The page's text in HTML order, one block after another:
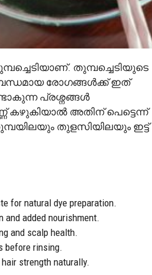
തുമ്പച്ചെടിയുടെ
രോഗങ്ങൾക്ക് ഇത്
പ്രശ്നങ്ങൾ
കഴുകിയാൽ അതിന് പെട്ടെന്ന്
തുളസിയിലയും ഇട്ട്
for natural dye preparation.
added nourishment.
and scalp health.
before rinsing.
strength naturally.